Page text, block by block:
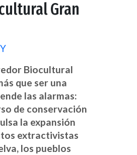
Gran
Biocultural
que ser una
las alarmas:
de conservación
la expansión
extractivistas
los pueblos